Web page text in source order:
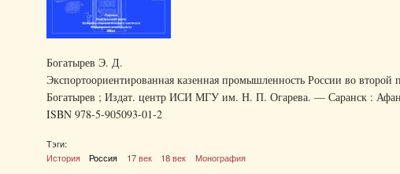
Богатырев Э. Д.
Экспортоориентированная казенная промышленность России во
Богатырев ; Издат. центр ИСИ МГУ им. Н. П. Огарева. — Саранск :
ISBN 978-5-905093-01-2
Тэги:
История
Россия 17 век 18 век Монография